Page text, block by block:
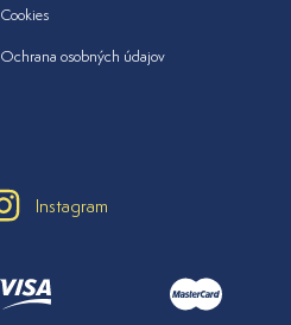
Cookies
Ochrana osobných údajov
Instagram